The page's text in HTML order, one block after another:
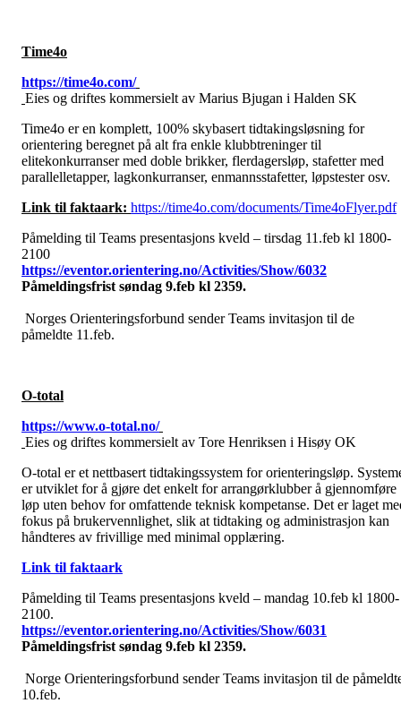
Time4o
https://time4o.com/
Eies og driftes kommersielt av Marius Bjugan i Halden SK
Time4o er en komplett, 100% skybasert tidtakingsløsning for
orientering beregnet på alt fra enkle klubbtreninger til
elitekonkurranser med doble brikker, flerdagersløp, stafetter med
parallelletapper, lagkonkurranser, enmannsstafetter, løpstester osv.
Link til faktaark: https://time4o.com/documents/Time4oFlyer.pdf
Påmelding til Teams presentasjons kveld – tirsdag 11.feb kl 1800-
2100
https://eventor.orientering.no/Activities/Show/6032
Påmeldingsfrist søndag 9.feb kl 2359.
Norges Orienteringsforbund sender Teams invitasjon til de
påmeldte 11.feb.
O-total
https://www.o-total.no/
Eies og driftes kommersielt av Tore Henriksen i Hisøy OK
O-total er et nettbasert tidtakingssystem for orienteringsløp.
er utviklet for å gjøre det enkelt for arrangørklubber å gjennomføre
løp uten behov for omfattende teknisk kompetanse. Det er laget
fokus på brukervennlighet, slik at tidtaking og administrasjon kan
håndteres av frivillige med minimal opplæring.
Link til faktaark
Påmelding til Teams presentasjons kveld – mandag 10.feb kl 1800-
2100.
https://eventor.orientering.no/Activities/Show/6031
Påmeldingsfrist søndag 9.feb kl 2359.
Norge Orienteringsforbund sender Teams invitasjon til de
10.feb.